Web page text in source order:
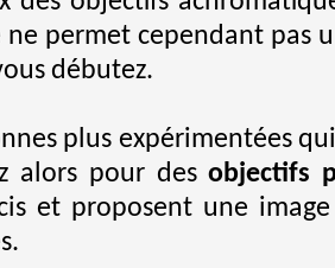
permet cependant pas
débutez.
plus expérimentées
alors pour desobjectifs
et proposent une